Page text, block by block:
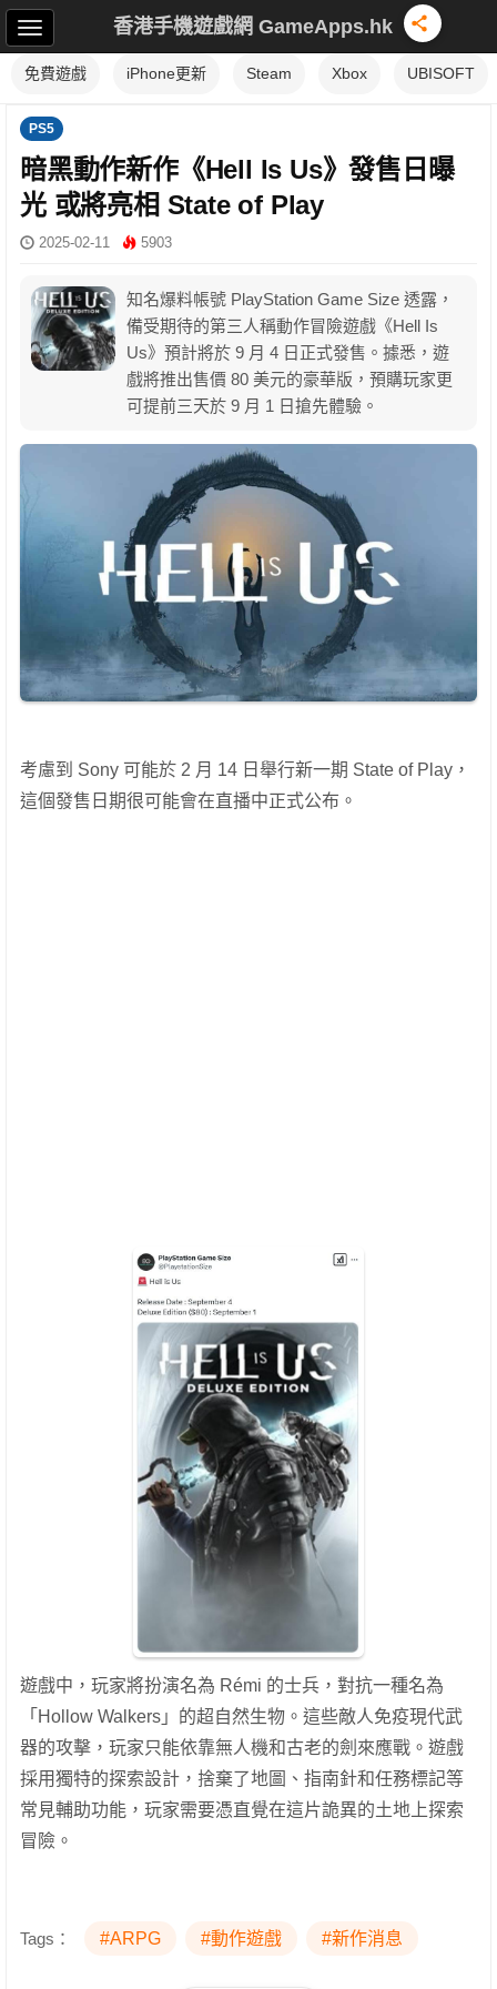
香港手機遊戲網 GameApps.hk
免費遊戲 iPhone更新 Steam Xbox UBISOFT
PS5
暗黑動作新作《Hell Is Us》發售日曝
光 或將亮相 State of Play
2025-02-11 5903
知名爆料帳號 PlayStation Game Size 透露，
備受期待的第三人稱動作冒險遊戲《Hell Is
Us》預計將於 9 月 4 日正式發售。據悉，遊
戲將推出售價 80 美元的豪華版，預購玩家更
可提前三天於 9 月 1 日搶先體驗。
考慮到 Sony 可能於 2 月 14 日舉行新一期 State of Play，
這個發售日期很可能會在直播中正式公布。
遊戲中，玩家將扮演名為 Rémi 的士兵，對抗一種名為
「Hollow Walkers」的超自然生物。這些敵人免疫現代武
器的攻擊，玩家只能依靠無人機和古老的劍來應戰。遊戲
採用獨特的探索設計，捨棄了地圖、指南針和任務標記等
常見輔助功能，玩家需要憑直覺在這片詭異的土地上探索
冒險。
Tags： #ARPG #動作遊戲 #新作消息